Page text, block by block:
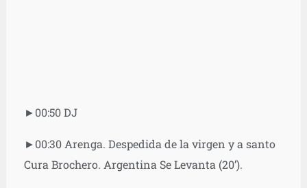
►00:50 DJ
►00:30 Arenga. Despedida de la virgen y a santo
Cura Brochero. Argentina Se Levanta (20’).